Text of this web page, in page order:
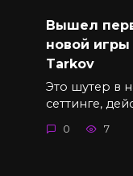
Вышел
новой игры
Tarkov
Это шутер в
сеттинге,
0 7